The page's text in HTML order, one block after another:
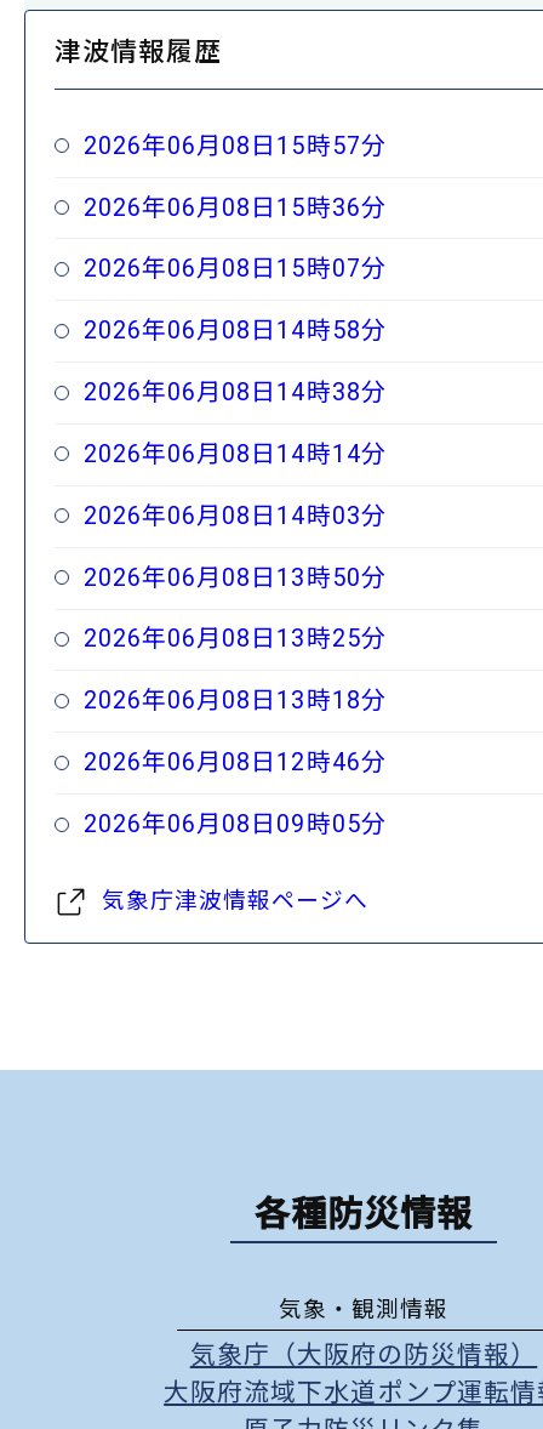
津波情報履歴
2026年06月08日15時57分
2026年06月08日15時36分
2026年06月08日15時07分
2026年06月08日14時58分
2026年06月08日14時38分
2026年06月08日14時14分
2026年06月08日14時03分
2026年06月08日13時50分
2026年06月08日13時25分
2026年06月08日13時18分
2026年06月08日12時46分
2026年06月08日09時05分
気象庁津波情報ページへ
各種防災情報
気象・観測情報
気象庁（大阪府の防災情報）
大阪府流域下水道ポンプ運転情